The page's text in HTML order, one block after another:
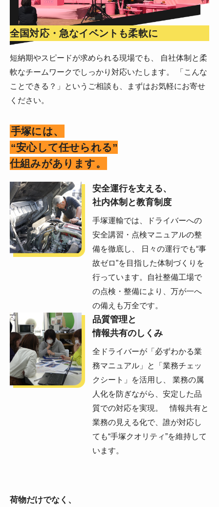
全国対応・急なイベントも柔軟に
短納期やスピードが求められる現場でも、 自社体制と柔
軟なチームワークでしっかり対応いたします。 「こんな
ことできる？」というご相談も、まずはお気軽にお寄せ
ください。
手塚には、
“安心して任せられる”
仕組みがあります。
安全運行を支える、
社内体制と教育制度
手塚運輸では、ドライバーへの
安全講習・点検マニュアルの整
備を徹底し、 日々の運行でも“事
故ゼロ”を目指した体制づくりを
行っています。自社整備工場で
の点検・整備により、万が一へ
の備えも万全です。
品質管理と
情報共有のしくみ
全ドライバーが「必ずわかる業
務マニュアル」と「業務チェッ
クシート」を活用し、 業務の属
人化を防ぎながら、安定した品
質での対応を実現。 情報共有と
業務の見える化で、誰が対応し
ても“手塚クオリティ”を維持して
います。
荷物だけでなく、